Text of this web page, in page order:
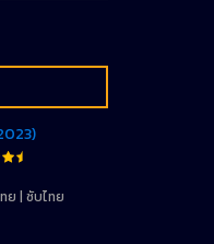
ย | ซับไทย